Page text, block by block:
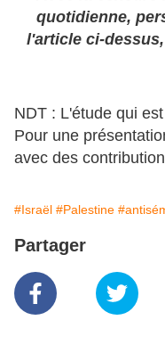
quotidienne,
l'article ci-
NDT : L'étude qui
Pour une
avec des
#Israël #Palestine
Partager